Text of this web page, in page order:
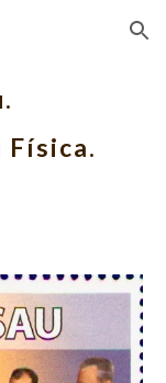
Skip to navigation
Física.